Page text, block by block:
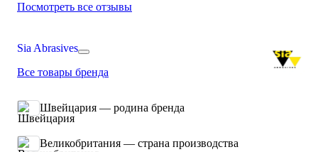
Посмотреть все отзывы
Sia Abrasives
Все товары бренда
Швейцария — родина бренда
Великобритания — страна производства